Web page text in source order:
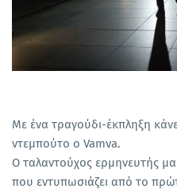
Με ένα τραγούδι-έκπληξη
ντεμπούτο ο Vamva.
Ο ταλαντούχος ερμηνευτής
που εντυπωσιάζει από το